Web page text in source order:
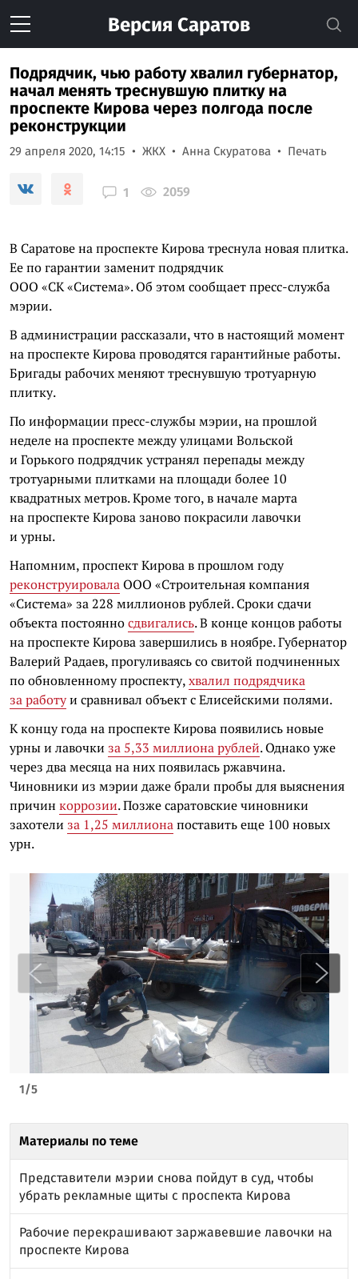
Версия Саратов
Подрядчик, чью работу хвалил губернатор,
начал менять треснувшую плитку на
проспекте Кирова через полгода после
реконструкции
29 апреля 2020, 14:15 ЖКХ Анна Скуратова Печать
1 2059
В Саратове на проспекте Кирова треснула новая плитка.
Ее по гарантии заменит подрядчик
ООО «СК «Система». Об этом сообщает пресс-служба
мэрии.
В администрации рассказали, что в настоящий момент
на проспекте Кирова проводятся гарантийные работы.
Бригады рабочих меняют треснувшую тротуарную
плитку.
По информации пресс-службы мэрии, на прошлой
неделе на проспекте между улицами Вольской
и Горького подрядчик устранял перепады между
тротуарными плитками на площади более 10
квадратных метров. Кроме того, в начале марта
на проспекте Кирова заново покрасили лавочки
и урны.
Напомним, проспект Кирова в прошлом году
реконструировалаООО «Строительная компания
«Система» за 228 миллионов рублей. Сроки сдачи
объекта постоянносдвигались. В конце концов работы
на проспекте Кирова завершились в ноябре. Губернатор
Валерий Радаев, прогуливаясь со свитой подчиненных
по обновленному проспекту,хвалил подрядчика
за работуи сравнивал объект с Елисейскими полями.
К концу года на проспекте Кирова появились новые
урны и лавочки за 5,33 миллиона рублей. Однако уже
через два месяца на них появилась ржавчина.
Чиновники из мэрии даже брали пробы для выяснения
причин коррозии. Позже саратовские чиновники
захотели за 1,25 миллионапоставить еще 100 новых
урн.
1/5
Материалы по теме
Представители мэрии снова пойдут в суд, чтобы
убрать рекламные щиты с проспекта Кирова
Рабочие перекрашивают заржавевшие лавочки на
проспекте Кирова